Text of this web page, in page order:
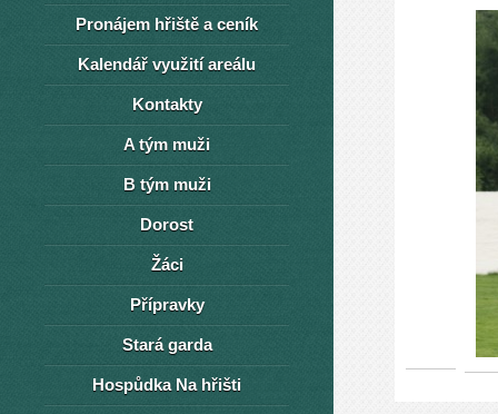
Pronájem hřiště a ceník
Kalendář využití areálu
Kontakty
A tým muži
B tým muži
Dorost
Žáci
Přípravky
Stará garda
Hospůdka Na hřišti